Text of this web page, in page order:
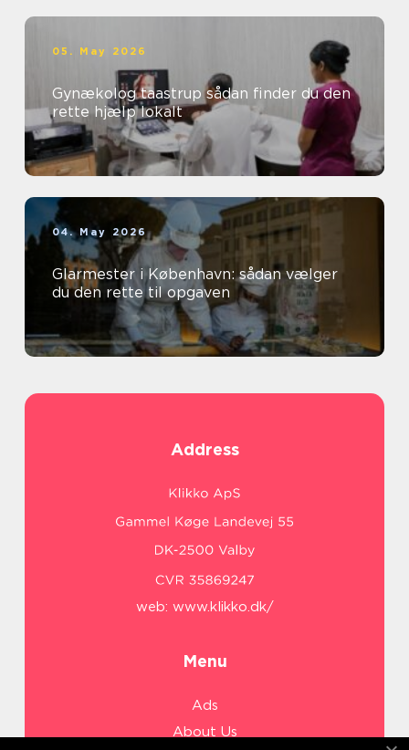
05. May 2026
Gynækolog taastrup sådan finder du den
rette hjælp lokalt
04. May 2026
Glarmester i København: sådan vælger
du den rette til opgaven
Address
web: www.klikko.dk/
Menu
Ads
About Us